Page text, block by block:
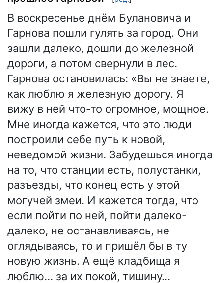
В воскресенье днём Булановича и
Гарнова пошли гулять за город. Они
зашли далеко, дошли до железной
дороги, а потом свернули в лес.
Гарнова остановилась: «Вы не знаете,
как люблю я железную дорогу. Я
вижу в ней что-то огромное, мощное.
Мне иногда кажется, что это люди
построили себе путь к новой,
неведомой жизни. Забудешься иногда
на то, что станции есть, полустанки,
разъезды, что конец есть у этой
могучей змеи. И кажется тогда, что
если пойти по ней, пойти далеко-
далеко, не останавливаясь, не
оглядываясь, то и пришёл бы в ту
новую жизнь. А ещё кладбища я
люблю… за их покой, тишину…